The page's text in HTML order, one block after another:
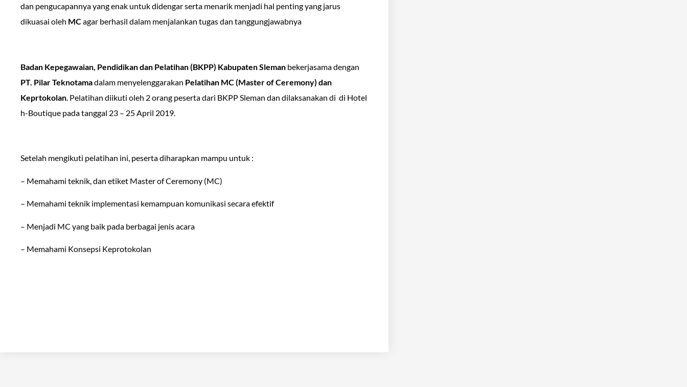
dan pengucapannya yang enak untuk didengar serta menarik menjadi hal penting yang jarus
dikuasai oleh MCagar berhasil dalam menjalankan tugas dan tanggungjawabnya
Badan Kepegawaian, Pendidikan dan Pelatihan (BKPP) Kabupaten Sleman bekerjasama dengan
PT. Pilar Teknotamadalam menyelenggarakan Pelatihan MC (Master of Ceremony) dan
Keprtokolan . Pelatihan diikuti oleh 2 orang peserta dari BKPP Sleman dan dilaksanakan di di Hotel
h-Boutique pada tanggal 23 – 25 April 2019.
Setelah mengikuti pelatihan ini, peserta diharapkan mampu untuk :
– Memahami teknik, dan etiket Master of Ceremony (MC)
– Memahami teknik implementasi kemampuan komunikasi secara efektif
– Menjadi MC yang baik pada berbagai jenis acara
– Memahami Konsepsi Keprotokolan